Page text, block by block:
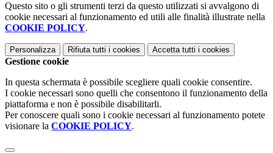
Questo sito o gli strumenti terzi da questo utilizzati si avvalgono di
cookie necessari al funzionamento ed utili alle finalità illustrate nella
COOKIE POLICY.
Personalizza Rifiuta tutti i cookies Accetta tutti i cookies
Gestione cookie
In questa schermata è possibile scegliere quali cookie consentire.
I cookie necessari sono quelli che consentono il funzionamento della
piattaforma e non è possibile disabilitarli.
Per conoscere quali sono i cookie necessari al funzionamento potete
visionare la COOKIE POLICY.